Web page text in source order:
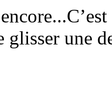
glisser une